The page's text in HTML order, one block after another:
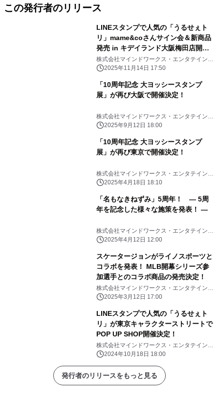
この発行者のリリース
LINEスタンプで人気の「うるせぇト
リ」mame&coさんサイン会＆新商品
発売 in キデイランド大阪梅田店開催
決定！
株式会社マインドワークス・エンタテインメ
ント2025年11月14日 17:50
「10周年記念 大ヨッシースタンプ
展」が再び大阪で開催決定！
株式会社マインドワークス・エンタテインメ
ント2025年9月12日 18:00
「10周年記念 大ヨッシースタンプ
展」が再び東京で開催決定！
株式会社マインドワークス・エンタテインメ
ント2025年4月18日 18:10
「名もなきねずみ」5周年！ ― 5周
年を記念した様々な施策を発表！ ―
株式会社マインドワークス・エンタテインメ
ント2025年4月12日 12:00
スケータージョンがライノスポーツと
コラボを発表！ MLB開幕シリーズ参
加選手とのコラボ商品の発売決定！
株式会社マインドワークス・エンタテインメ
ント2025年3月12日 17:00
LINEスタンプで人気の「うるせぇト
リ」が東京キャラクターストリートで
POP UP SHOP開催決定！
株式会社マインドワークス・エンタテインメ
ント2024年10月18日 18:00
発行者のリリースをもっと見る